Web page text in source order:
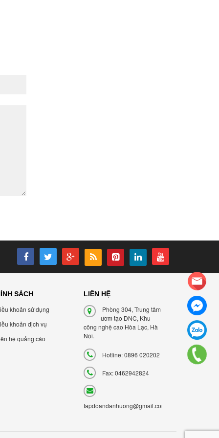
SÁCH
khoản sử dụng
khoản dịch vụ
hệ quảng cáo
LIÊN HỆ
Phòng 304, Trung tâm
ươm tạo DNC, Khu
công nghệ cao Hòa Lạc, Hà
Nội.
Hotline: 0896 020202
Fax: 0462942824
tapdoandanhuong@gmail.com